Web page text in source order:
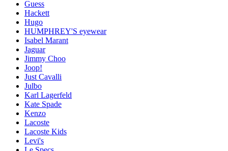
Guess
Hackett
Hugo
HUMPHREY'S eyewear
Isabel Marant
Jaguar
Jimmy Choo
Joop!
Just Cavalli
Julbo
Karl Lagerfeld
Kate Spade
Kenzo
Lacoste
Lacoste Kids
Levi's